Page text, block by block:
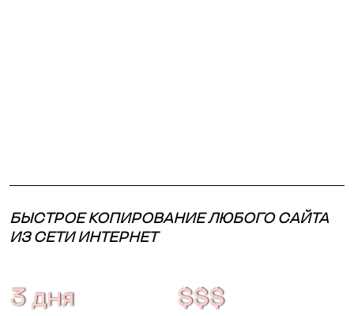
БЫСТРОЕ КОПИРОВАНИЕ ЛЮБОГО САЙТА
ИЗ СЕТИ ИНТЕРНЕТ
3 дня $$$